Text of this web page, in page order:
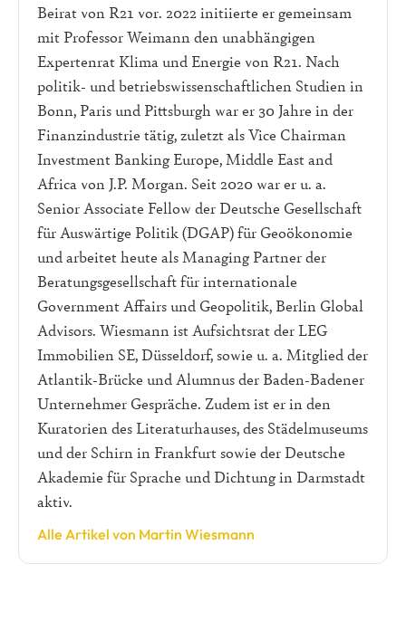
Beirat von R21 vor. 2022 initiierte er gemeinsam
mit Professor Weimann den unabhängigen
Expertenrat Klima und Energie von R21. Nach
politik- und betriebswissenschaftlichen Studien in
Bonn, Paris und Pittsburgh war er 30 Jahre in der
Finanzindustrie tätig, zuletzt als Vice Chairman
Investment Banking Europe, Middle East and
Africa von J.P. Morgan. Seit 2020 war er u. a.
Senior Associate Fellow der Deutsche Gesellschaft
für Auswärtige Politik (DGAP) für Geoökonomie
und arbeitet heute als Managing Partner der
Beratungsgesellschaft für internationale
Government Affairs und Geopolitik, Berlin Global
Advisors. Wiesmann ist Aufsichtsrat der LEG
Immobilien SE, Düsseldorf, sowie u. a. Mitglied der
Atlantik-Brücke und Alumnus der Baden-Badener
Unternehmer Gespräche. Zudem ist er in den
Kuratorien des Literaturhauses, des Städelmuseums
und der Schirn in Frankfurt sowie der Deutsche
Akademie für Sprache und Dichtung in Darmstadt
aktiv.
Alle Artikel von Martin Wiesmann